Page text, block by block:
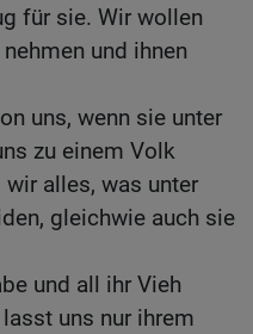
für sie. Wir wollen
und ihnen
uns, wenn sie unter
zu einem Volk
alles, was unter
gleichwie auch sie
und all ihr Vieh
uns nur ihrem